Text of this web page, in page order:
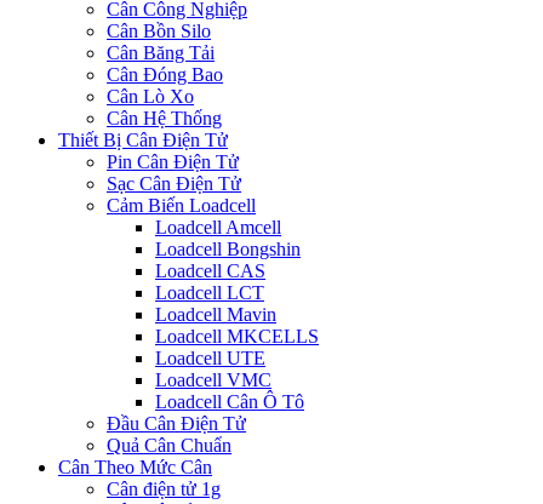
Cân Công Nghiệp
Cân Bồn Silo
Cân Băng Tải
Cân Đóng Bao
Cân Lò Xo
Cân Hệ Thống
Thiết Bị Cân Điện Tử
Pin Cân Điện Tử
Sạc Cân Điện Tử
Cảm Biến Loadcell
Loadcell Amcell
Loadcell Bongshin
Loadcell CAS
Loadcell LCT
Loadcell Mavin
Loadcell MKCELLS
Loadcell UTE
Loadcell VMC
Loadcell Cân Ô Tô
Đầu Cân Điện Tử
Quả Cân Chuẩn
Cân Theo Mức Cân
Cân điện tử 1g